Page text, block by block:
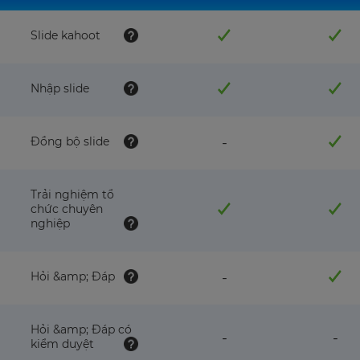
Slide kahoot
Nhập slide
Đồng bộ slide -feature
plan
Trải nghiệm tổ
chức chuyên
nghiệp
Hỏi &amp; Đáp -feature
Hỏi &amp; Đáp có
kiểm duyệt
-feature
-